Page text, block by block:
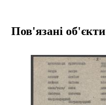
Пов'язані об'єкти